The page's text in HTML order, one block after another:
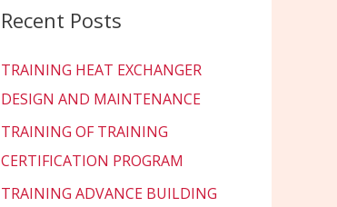
Recent Posts
TRAINING HEAT EXCHANGER
DESIGN AND MAINTENANCE
TRAINING OF TRAINING
CERTIFICATION PROGRAM
TRAINING ADVANCE BUILDING